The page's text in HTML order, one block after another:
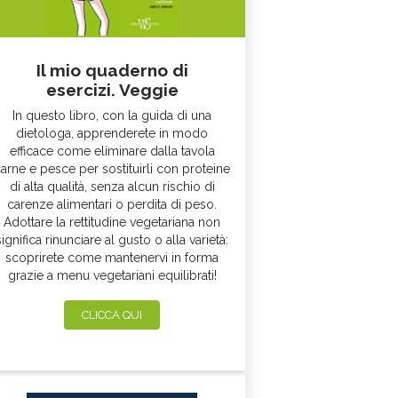
Il mio quaderno di
esercizi. Veggie
In questo libro, con la guida di una
dietologa, apprenderete in modo
efficace come eliminare dalla tavola
e pesce per sostituirli con proteine
di alta qualità, senza alcun rischio di
carenze alimentari o perdita di peso.
Adottare la rettitudine vegetariana non
rinunciare al gusto o alla varietà:
scoprirete come mantenervi in forma
grazie a menu vegetariani equilibrati!
CLICCA QUI